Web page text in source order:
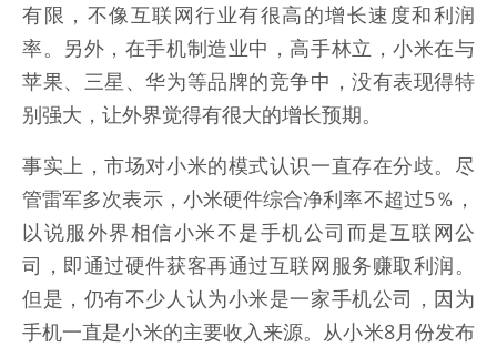
有限，不像互联网行业有很高的增长速度和利润
率。另外，在手机制造业中，高手林立，小米在与
苹果、三星、华为等品牌的竞争中，没有表现得特
别强大，让外界觉得有很大的增长预期。
事实上，市场对小米的模式认识一直存在分歧。尽
管雷军多次表示，小米硬件综合净利率不超过5％，
以说服外界相信小米不是手机公司而是互联网公
司，即通过硬件获客再通过互联网服务赚取利润。
但是，仍有不少人认为小米是一家手机公司，因为
手机一直是小米的主要收入来源。从小米8月份发布